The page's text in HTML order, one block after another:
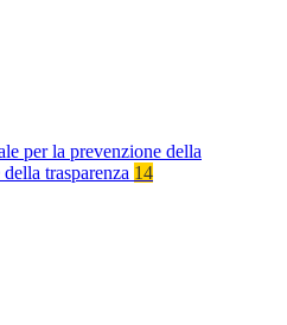
per la prevenzione della
trasparenza 14